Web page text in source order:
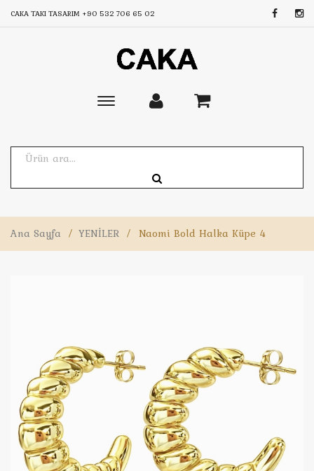
CAKA TAKI TASARIM +90 532 706 65 02
Toggle
Ana Sayfa / YENİLER / Naomi Bold Halka Küpe 4